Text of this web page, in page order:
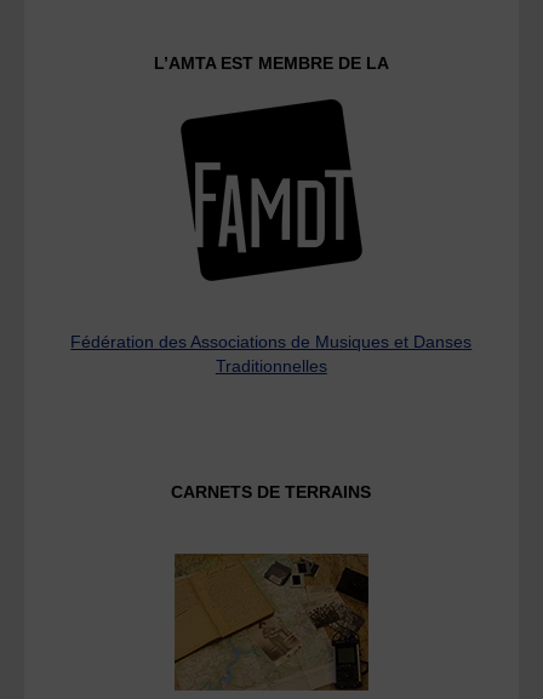
L’AMTA EST MEMBRE DE LA
Fédération des Associations de Musiques et Danses
Traditionnelles
CARNETS DE TERRAINS